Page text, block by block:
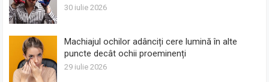
30 iulie 2026
Machiajul ochilor adânciți cere lumină în alte
puncte decât ochii proeminenți
29 iulie 2026